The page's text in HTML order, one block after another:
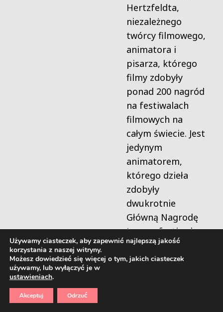
Hertzfeldta,
niezależnego
twórcy filmowego,
animatora i
pisarza, którego
filmy zdobyły
ponad 200 nagród
na festiwalach
filmowych na
całym świecie. Jest
jedynym
animatorem,
którego dzieła
zdobyły
dwukrotnie
Główną Nagrodę
Jury na festiwalu
Sundance.
NIEDŹWIEDZIA
Używamy ciasteczek, aby zapewnić najlepszą jakość
korzystania z naszej witryny.
Możesz dowiedzieć się więcej o tym, jakich ciasteczek
używamy, lub wyłączyć je w
ustawieniach.
Akceptuj Odrzuć